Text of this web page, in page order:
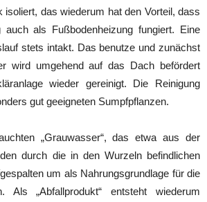
isoliert, das wiederum hat den Vorteil, dass
auch als Fußbodenheizung fungiert. Eine
stets intakt. Das benutze und zunächst
wird umgehend auf das Dach befördert
wieder gereinigt. Die Reinigung
gut geeigneten Sumpfpflanzen.
„Grauwasser“, das etwa aus der
durch die in den Wurzeln befindlichen
um als Nahrungsgrundlage für die
Als „Abfallprodukt“ entsteht wiederum